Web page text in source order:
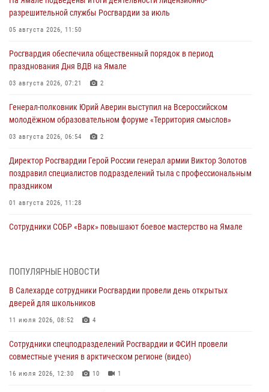
разрешительной службы Росгвардии за июль
05 августа 2026, 11:50
Росгвардия обеспечила общественный порядок в период
празднования Дня ВДВ на Ямале
03 августа 2026, 07:21 2
Генерал-полковник Юрий Аверин выступил на Всероссийском
молодёжном образовательном форуме «Территория смыслов»
03 августа 2026, 06:54 2
Директор Росгвардии Герой России генерал армии Виктор Золотов
поздравил специалистов подразделений тыла с профессиональным
праздником
01 августа 2026, 11:28
Сотрудники СОБР «Варк» повышают боевое мастерство на Ямале
Офицеры спецназа Росгвардии провели практическое занятие для
29 июля 2026, 10:42
В Уральском округе Росгвардии состоялось заседание
29 июля 2026, 10:39
Сотрудники СОБР «Варк» приняли участие в чемпионате Уральского
ПОПУЛЯРНЫЕ НОВОСТИ
В Салехарде сотрудники Росгвардии провели день открытых
дверей для школьников
11 июля 2026, 08:52 4
Сотрудники спецподразделений Росгвардии и ФСИН провели
совместные учения в арктическом регионе (видео)
16 июля 2026, 12:30 10 1